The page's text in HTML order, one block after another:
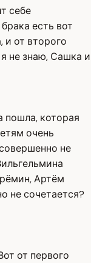
себе
есть вот
и от второго
не знаю, Сашка и
пошла, которая
очень
не
Артём
не сочетается?
от первого